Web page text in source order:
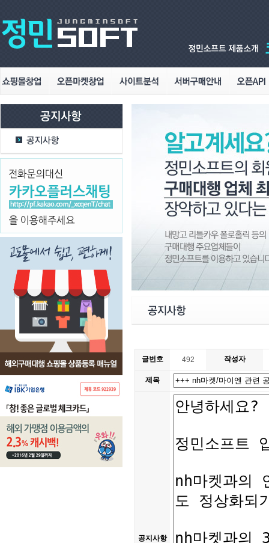
글번호 492 작성자
제목
공지사항